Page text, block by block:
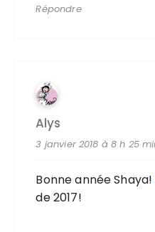
Répondre
Alys
3 janvier 2018 à 8 h 25
Bonne année Shaya!
de 2017!